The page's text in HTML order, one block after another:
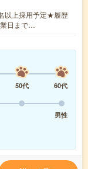
以上採用予定★履歴
日まで…
50代
60代
男性